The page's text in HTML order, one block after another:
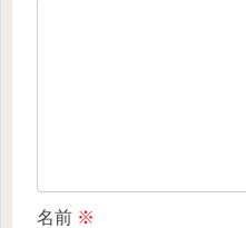
名前 ※